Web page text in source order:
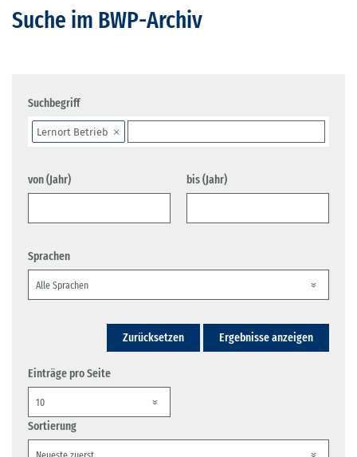
Suche im BWP-Archiv
Suchbegriff
Lernort Betrieb
von (Jahr) bis (Jahr)
Sprachen
Zurücksetzen Ergebnisse anzeigen
Einträge pro Seite
Sortierung